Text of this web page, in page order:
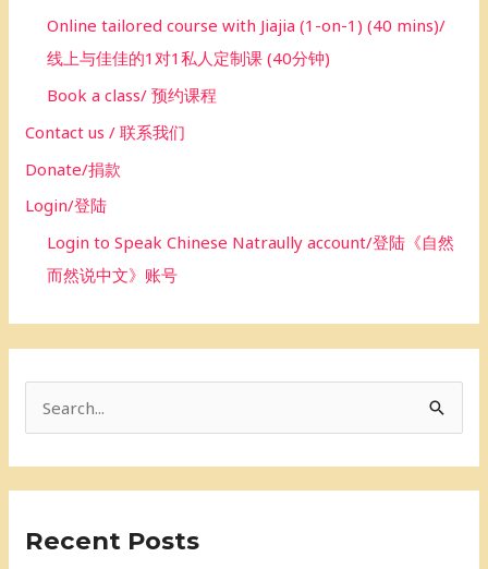
Online tailored course with Jiajia (1-on-1) (40 mins)/
线上与佳佳的1对1私人定制课 (40分钟)
Book a class/ 预约课程
Contact us / 联系我们
Donate/捐款
Login/登陆
Login to Speak Chinese Natraully account/登陆《自然
而然说中文》账号
c
Recent Posts